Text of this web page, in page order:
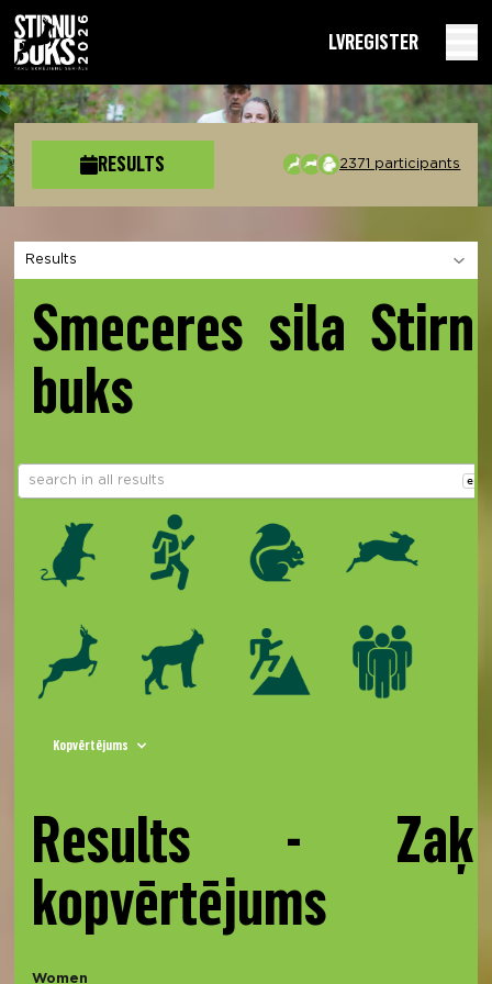
LVREGISTER
RESULTS 2371 participants
Choose a section
Smeceres sila
buks
Kopvērtējums
Results -
kopvērtējums
Women